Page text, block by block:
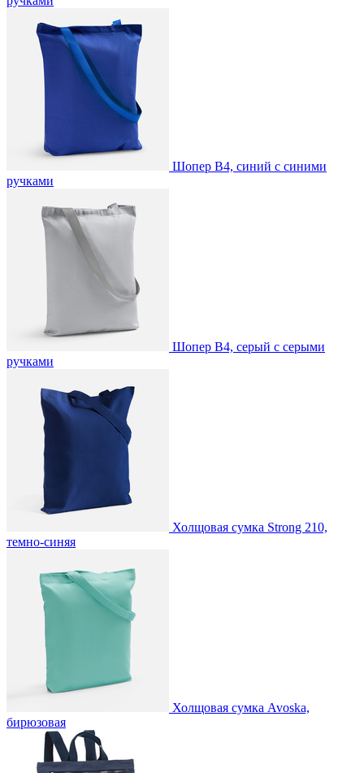
Шопер B4, синий с синими
ручками
Шопер B4, серый с серыми
ручками
Холщовая сумка Strong 210,
темно-синяя
Холщовая сумка Avoska,
бирюзовая